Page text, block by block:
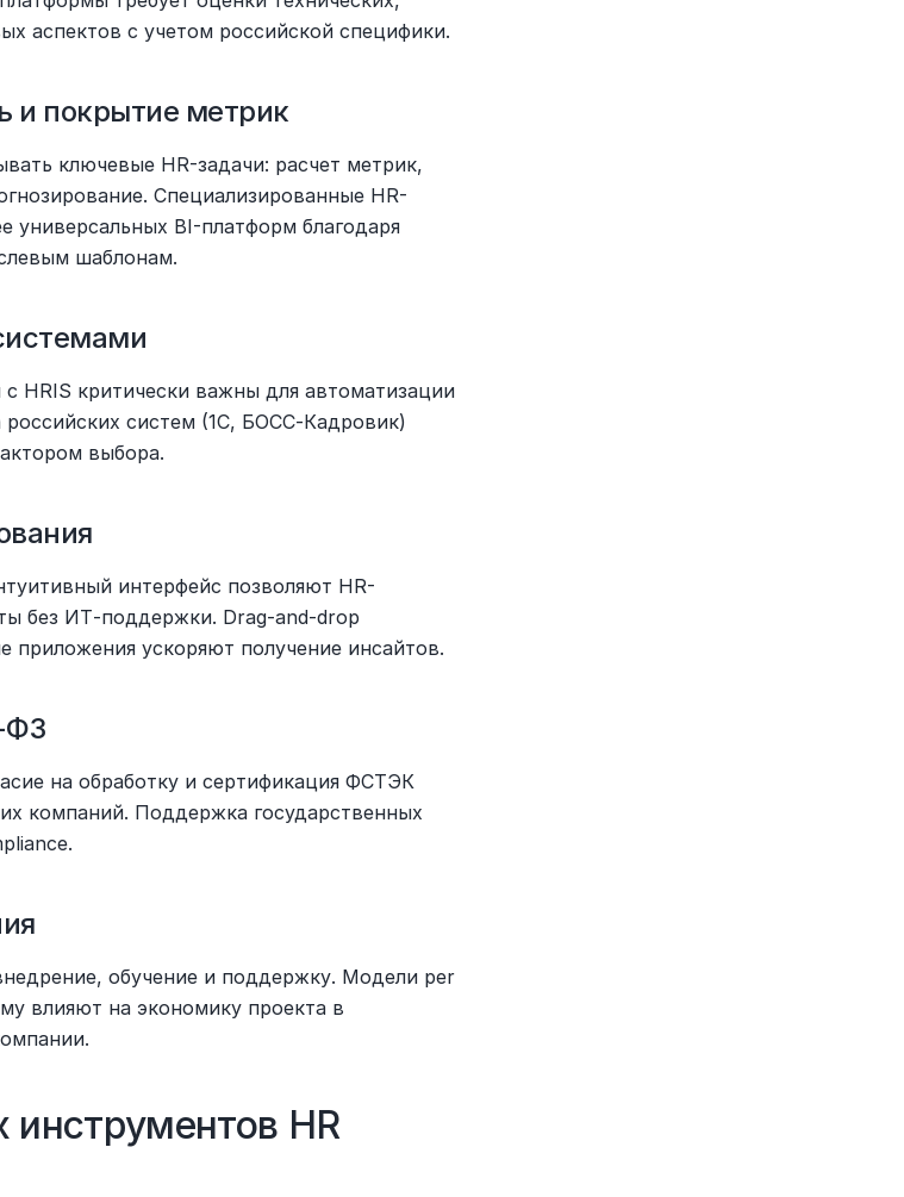
аспектов с учетом российской специфики.
и покрытие метрик
ключевые HR-задачи: расчет метрик,
Специализированные HR-
универсальных BI-платформ благодаря
шаблонам.
HRIS критически важны для автоматизации
систем (1С, БОСС-Кадровик)
выбора.
интерфейс позволяют HR-
без ИТ-поддержки. Drag-and-drop
приложения ускоряют получение инсайтов.
ФЗ
на обработку и сертификация ФСТЭК
компаний. Поддержка государственных
обучение и поддержку. Модели per
влияют на экономику проекта в
инструментов HR